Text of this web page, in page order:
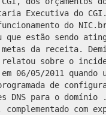
Executiva do
do
que estão sendo
da receita. Demi
relatou sobre o
06/05/2011 quando
de
DNS para o
com